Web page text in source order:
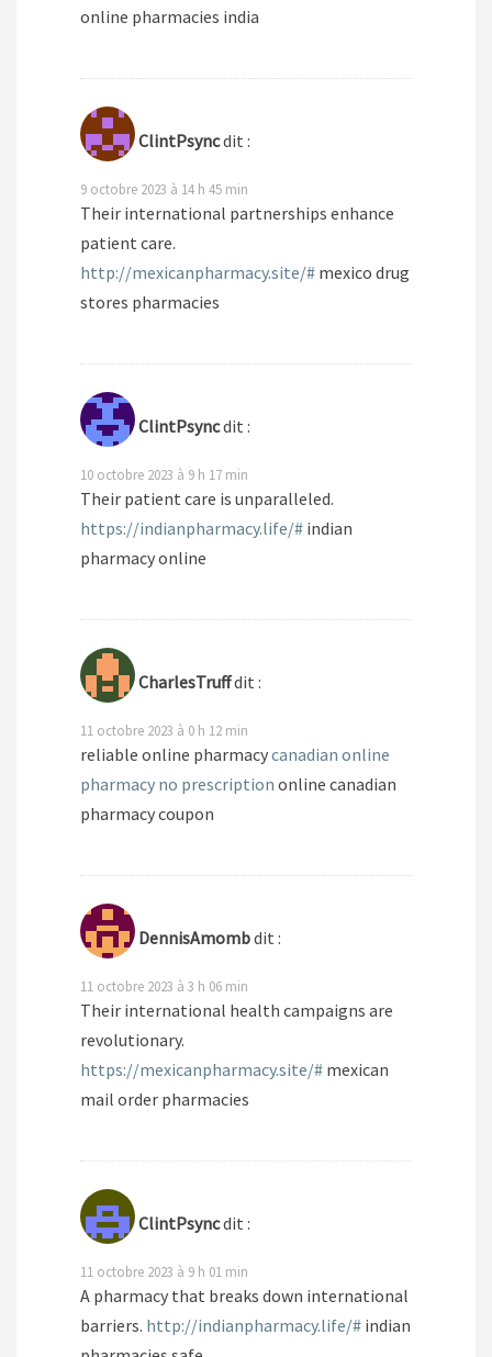
online pharmacies india
ClintPsyncdit :
9 octobre 2023 à 14 h 45 min
Their international partnerships enhance
patient care.
http://mexicanpharmacy.site/# mexico drug
stores pharmacies
ClintPsyncdit :
10 octobre 2023 à 9 h 17 min
Their patient care is unparalleled.
https://indianpharmacy.life/# indian
pharmacy online
CharlesTruffdit :
11 octobre 2023 à 0 h 12 min
reliable online pharmacycanadian online
pharmacy no prescription online canadian
pharmacy coupon
DennisAmombdit :
11 octobre 2023 à 3 h 06 min
Their international health campaigns are
revolutionary.
https://mexicanpharmacy.site/# mexican
mail order pharmacies
ClintPsyncdit :
11 octobre 2023 à 9 h 01 min
A pharmacy that breaks down international
barriers. http://indianpharmacy.life/# indian